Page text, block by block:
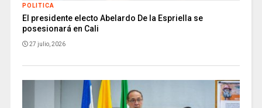
POLITICA
El presidente electo Abelardo De la Espriella se
posesionará en Cali
27 julio, 2026